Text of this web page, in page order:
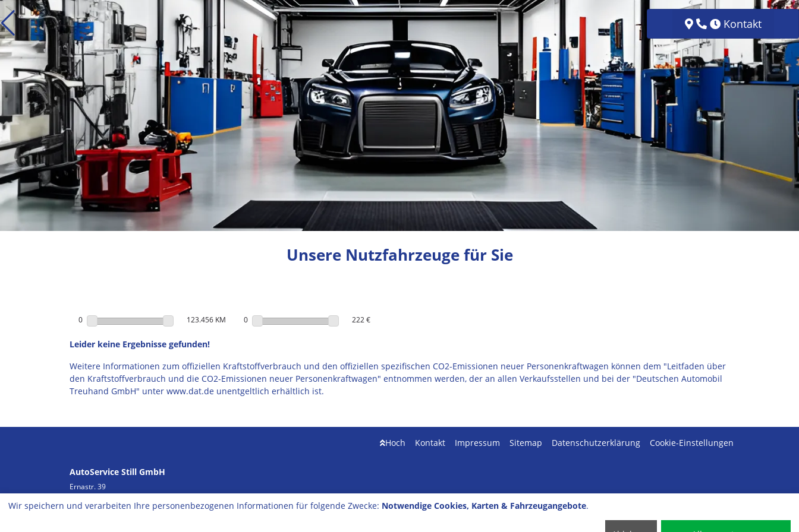
Unsere Nutzfahrzeuge für Sie
0 123.456 KM 0 222 €
Leider keine Ergebnisse gefunden!
Weitere Informationen zum offiziellen Kraftstoffverbrauch und den offiziellen spezifischen CO2-Emissionen neuer Personenkraftwagen können dem "Leitfaden über
den Kraftstoffverbrauch und die CO2-Emissionen neuer Personenkraftwagen" entnommen werden, der an allen Verkaufsstellen und bei der "Deutschen Automobil
Treuhand GmbH" unter www.dat.de unentgeltlich erhältlich ist.
Hoch Kontakt Impressum Sitemap Datenschutzerklärung Cookie-Einstellungen
AutoService Still GmbH
Ernastr. 39
Kontakt
Wir speichern und verarbeiten Ihre personenbezogenen Informationen für folgende Zwecke: Notwendige Cookies, Karten & Fahrzeugangebote.